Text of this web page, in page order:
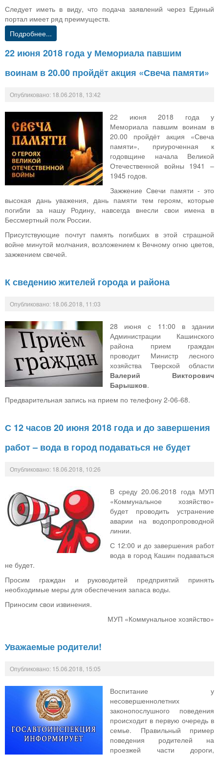
Следует иметь в виду, что подача заявлений через Единый
портал имеет ряд преимуществ.
Подробнее...
22 июня 2018 года у Мемориала павшим
воинам в 20.00 пройдёт акция «Свеча памяти»
Опубликовано: 18.06.2018, 13:42
22 июня 2018 года у
Мемориала павшим воинам в
20.00 пройдёт акция «Свеча
памяти», приуроченная к
годовщине начала Великой
Отечественной войны 1941 –
1945 годов.
Зажжение Свечи памяти - это
высокая дань уважения, дань памяти тем героям, которые
погибли за нашу Родину, навсегда внесли свои имена в
Бессмертный полк России.
Присутствующие почтут память погибших в этой страшной
войне минутой молчания, возложением к Вечному огню цветов,
зажжением свечей.
К сведению жителей города и района
Опубликовано: 18.06.2018, 11:03
28 июня с 11:00 в здании
Администрации Кашинского
района прием граждан
проводит Министр лесного
хозяйства Тверской области
Валерий Викторович
Барышков.
Предварительная запись на прием по телефону 2-06-68.
С 12 часов 20 июня 2018 года и до завершения
работ – вода в город подаваться не будет
Опубликовано: 18.06.2018, 10:26
В среду 20.06.2018 года МУП
«Коммунальное хозяйство»
будет проводить устранение
аварии на водопропроводной
линии.
С 12:00 и до завершения работ
вода в город Кашин подаваться
не будет.
Просим граждан и руководитей предприятий принять
необходимые меры для обеспечения запаса воды.
Приносим свои извинения.
МУП «Коммунальное хозяйство»
Уважаемые родители!
Опубликовано: 15.06.2018, 15:05
Воспитание у
несовершеннолетних
законопослушного поведения
происходит в первую очередь в
семье. Правильный пример
поведения родителей на
проезжей части дороги,